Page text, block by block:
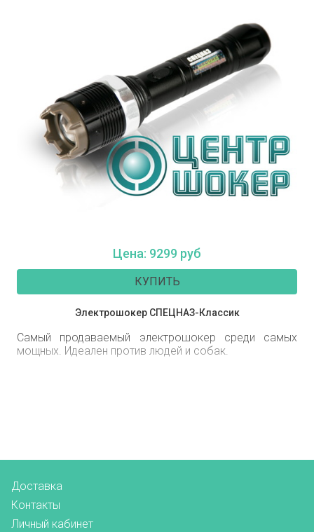
Цена: 9299 руб
КУПИТЬ
Электрошокер СПЕЦНАЗ-Классик
Самый продаваемый электрошокер среди самых
мощных. Идеален против людей и собак.
Доставка
Контакты
Личный кабинет